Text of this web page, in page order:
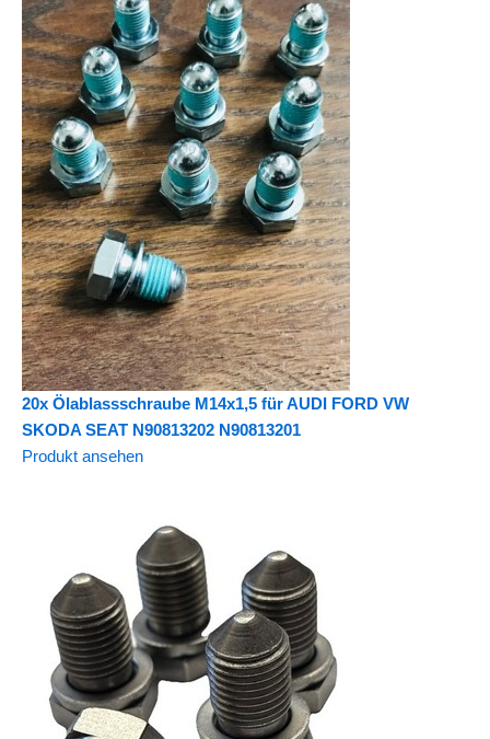
20x Ölablassschraube M14x1,5 für AUDI FORD VW
SKODA SEAT N90813202 N90813201
Produkt ansehen